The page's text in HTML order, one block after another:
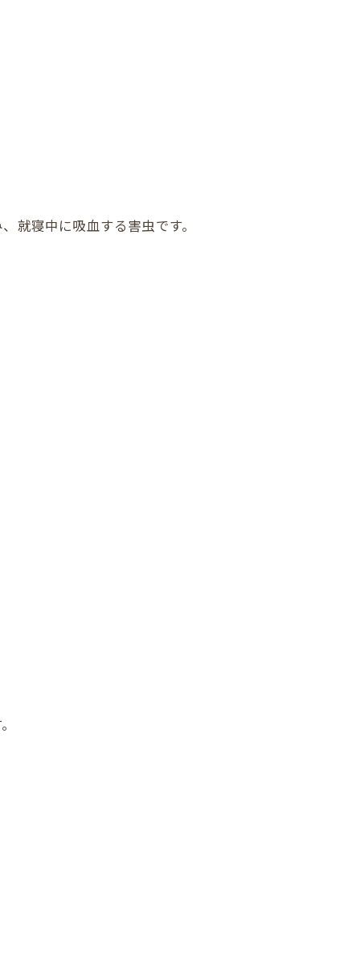
就寝中に吸血する害虫です。